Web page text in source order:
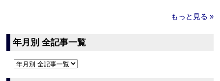
もっと見る »
年月別 全記事一覧